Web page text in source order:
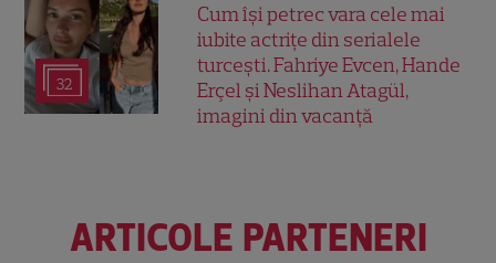
32
Cum își petrec vara cele mai
iubite actrițe din serialele
turcești. Fahriye Evcen, Hande
Erçel și Neslihan Atagül,
imagini din vacanță
ARTICOLE PARTENERI